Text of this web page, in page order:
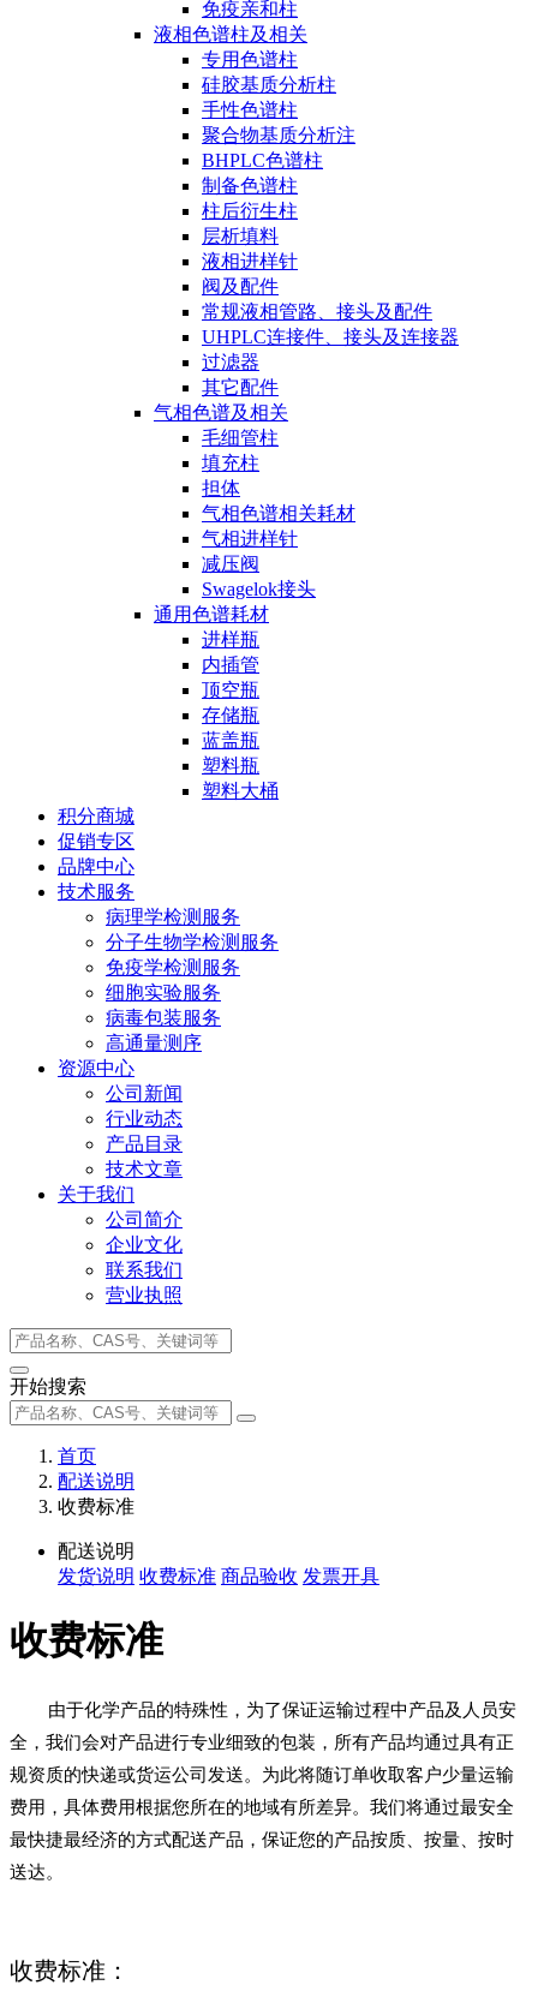
免疫亲和柱
液相色谱柱及相关
专用色谱柱
硅胶基质分析柱
手性色谱柱
聚合物基质分析注
BHPLC色谱柱
制备色谱柱
柱后衍生柱
层析填料
液相进样针
阀及配件
常规液相管路、接头及配件
UHPLC连接件、接头及连接器
过滤器
其它配件
气相色谱及相关
毛细管柱
填充柱
担体
气相色谱相关耗材
气相进样针
减压阀
Swagelok接头
通用色谱耗材
进样瓶
内插管
顶空瓶
存储瓶
蓝盖瓶
塑料瓶
塑料大桶
积分商城
促销专区
品牌中心
技术服务
病理学检测服务
分子生物学检测服务
免疫学检测服务
细胞实验服务
病毒包装服务
高通量测序
资源中心
公司新闻
行业动态
产品目录
技术文章
关于我们
公司简介
企业文化
联系我们
营业执照
开始搜索
首页
配送说明
收费标准
配送说明
发货说明 收费标准 商品验收 发票开具
收费标准
由于化学产品的特殊性，为了保证运输过程中产品及人员安
全，我们会对产品进行专业细致的包装，所有产品均通过具有正
规资质的快递或货运公司发送。为此将随订单收取客户少量运输
费用，具体费用根据您所在的地域有所差异。我们将通过最安全
最快捷最经济的方式配送产品，保证您的产品按质、按量、按时
送达。
收费标准：